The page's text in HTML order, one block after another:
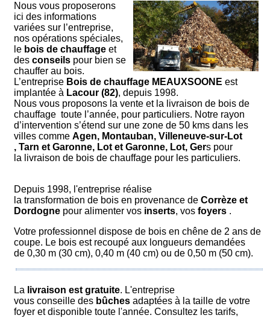
Nous vous proposerons
ici des informations
variées sur l’entreprise,
nos opérations spéciales,
le bois de chauffage et
des conseils pour bien se
chauffer au bois.
L’entreprise Bois de chauffage MEAUXSOONE est
implantée à Lacour (82), depuis 1998.
Nous vous proposons la vente et la livraison de bois de
chauffage toute l’année, pour particuliers. Notre rayon
d’intervention s’étend sur une zone de 50 kms dans les
villes comme Agen, Montauban, Villeneuve-sur-Lot
, Tarn et Garonne, Lot et Garonne, Lot, Gers pour
la livraison de bois de chauffage pour les particuliers.
Depuis 1998, l'entreprise réalise
la transformation de bois en provenance de Corrèze et
Dordogne pour alimenter vos inserts, vos foyers .
Votre professionnel dispose de bois en chêne de 2 ans de
coupe. Le bois est recoupé aux longueurs demandées
de 0,30 m (30 cm), 0,40 m (40 cm) ou de 0,50 m (50 cm).
La livraison est gratuite. L'entreprise
vous conseille des bûches adaptées à la taille de votre
foyer et disponible toute l'année. Consultez les tarifs,